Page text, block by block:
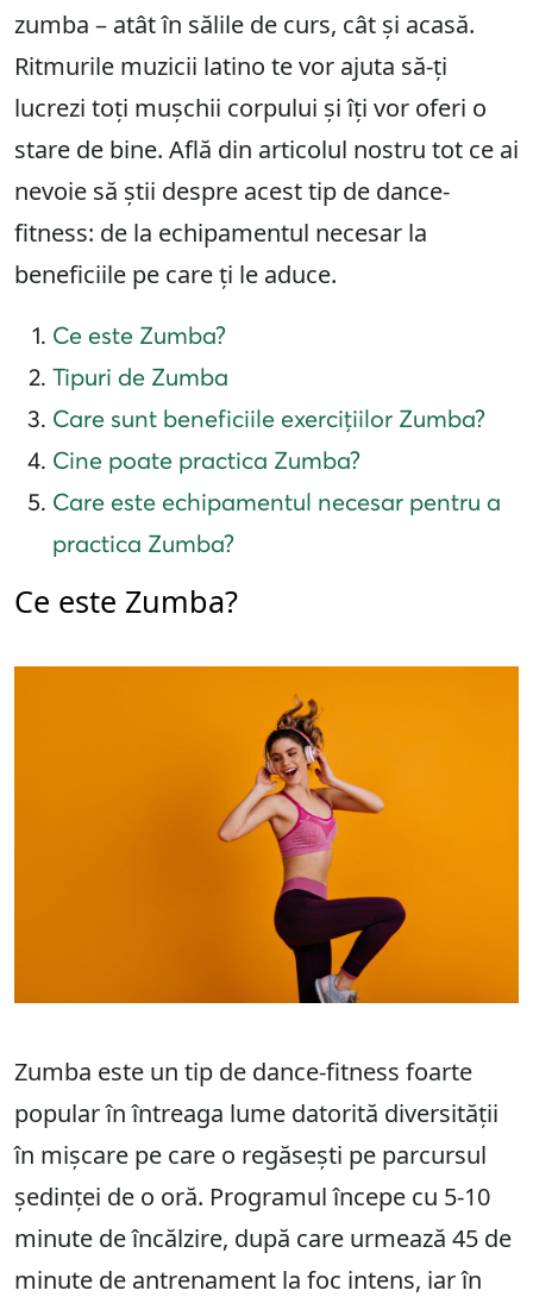
zumba – atât în sălile de curs, cât și acasă.
Ritmurile muzicii latino te vor ajuta să-ți
lucrezi toți mușchii corpului și îți vor oferi o
stare de bine. Află din articolul nostru tot ce ai
nevoie să știi despre acest tip de dance-
fitness: de la echipamentul necesar la
beneficiile pe care ți le aduce.
Ce este Zumba?
Tipuri de Zumba
Care sunt beneficiile exercițiilor Zumba?
Cine poate practica Zumba?
Care este echipamentul necesar pentru a
practica Zumba?
Ce este Zumba?
Zumba este un tip de dance-fitness foarte
popular în întreaga lume datorită diversității
în mișcare pe care o regăsești pe parcursul
ședinței de o oră. Programul începe cu 5-10
minute de încălzire, după care urmează 45 de
minute de antrenament la foc intens, iar în